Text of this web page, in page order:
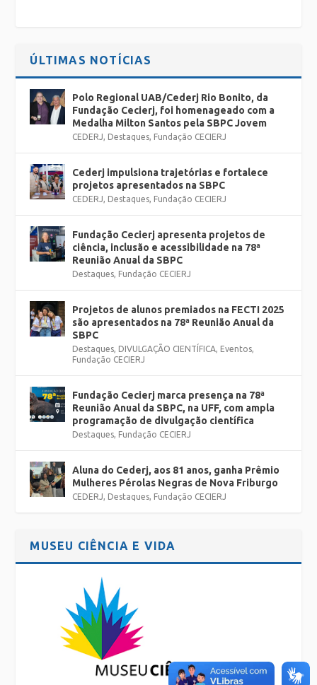
ÚLTIMAS NOTÍCIAS
Polo Regional UAB/Cederj Rio Bonito, da
Fundação Cecierj, foi homenageado com a
Medalha Milton Santos pela SBPC Jovem
CEDERJ, Destaques, Fundação CECIERJ
Cederj impulsiona trajetórias e fortalece
projetos apresentados na SBPC
CEDERJ, Destaques, Fundação CECIERJ
Fundação Cecierj apresenta projetos de
ciência, inclusão e acessibilidade na 78ª
Reunião Anual da SBPC
Destaques, Fundação CECIERJ
Projetos de alunos premiados na FECTI 2025
são apresentados na 78ª Reunião Anual da
SBPC
Destaques, DIVULGAÇÃO CIENTÍFICA, Eventos,
Fundação CECIERJ
Fundação Cecierj marca presença na 78ª
Reunião Anual da SBPC, na UFF, com ampla
programação de divulgação científica
Destaques, Fundação CECIERJ
Aluna do Cederj, aos 81 anos, ganha Prêmio
Mulheres Pérolas Negras de Nova Friburgo
CEDERJ, Destaques, Fundação CECIERJ
MUSEU CIÊNCIA E VIDA